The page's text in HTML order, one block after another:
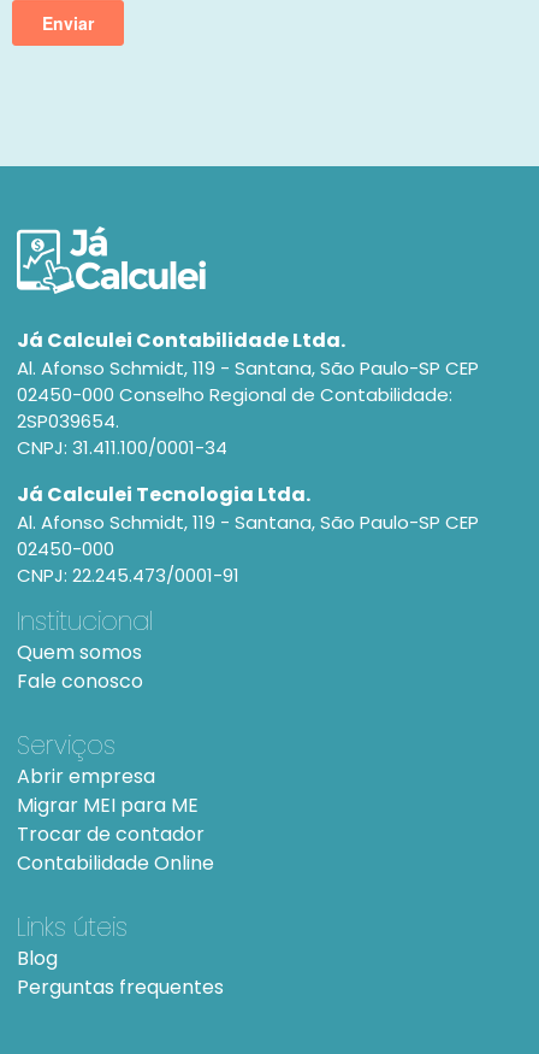
Já Calculei Contabilidade Ltda.
Al. Afonso Schmidt, 119 - Santana, São Paulo-SP CEP
02450-000 Conselho Regional de Contabilidade:
2SP039654.
CNPJ: 31.411.100/0001-34
Já Calculei Tecnologia Ltda.
Al. Afonso Schmidt, 119 - Santana, São Paulo-SP CEP
02450-000
CNPJ: 22.245.473/0001-91
Institucional
Quem somos
Fale conosco
Serviços
Abrir empresa
Migrar MEI para ME
Trocar de contador
Contabilidade Online
Links úteis
Blog
Perguntas frequentes